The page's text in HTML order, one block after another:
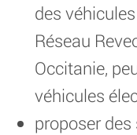
des
Réseau
Occitanie,
véhicules
proposer